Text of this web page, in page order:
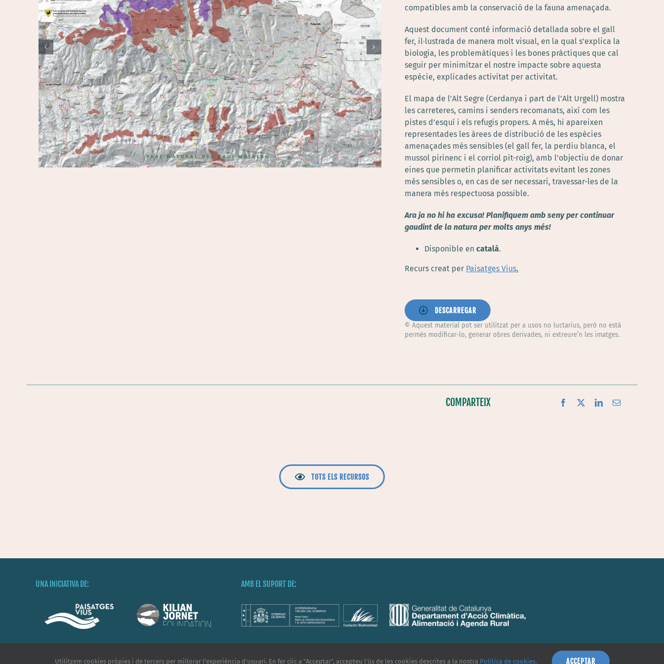
compatibles amb la conservació de la fauna amenaçada.
Aquest document conté informació detallada sobre el gall
fer, il·lustrada de manera molt visual, en la qual s’explica la
biologia, les problemàtiques i les bones pràctiques que cal
seguir per minimitzar el nostre impacte sobre aquesta
espècie, explicades activitat per activitat.
El mapa de l’Alt Segre (Cerdanya i part de l’Alt Urgell) mostra
les carreteres, camins i senders recomanats, així com les
pistes d’esquí i els refugis propers. A més, hi apareixen
representades les àrees de distribució de les espècies
amenaçades més sensibles (el gall fer, la perdiu blanca, el
mussol pirinenc i el corriol pit-roig), amb l’objectiu de donar
eines que permetin planificar activitats evitant les zones
més sensibles o, en cas de ser necessari, travessar-les de la
manera més respectuosa possible.
Ara ja no hi ha excusa! Planifiquem amb seny per continuar
gaudint de la natura per molts anys més!
Disponible encatalà.
Recurs creat per Paisatges Vius.
DESCARREGAR
© Aquest material pot ser utilitzat per a usos no luctarius, però no està
permés modificar-lo, generar obres derivades, ni extreure’n les imatges.
COMPARTEIX
TOTS ELS RECURSOS
UNA INICIATIVA DE: AMB EL SUPORT DE:
Utilitzem cookies pròpies i de tercers per millorar l’experiència d’usuari. En fer clic a "Acceptar", accepteu l’ús de les cookies descrites a la nostra Política de cookies. ACCEPTAR